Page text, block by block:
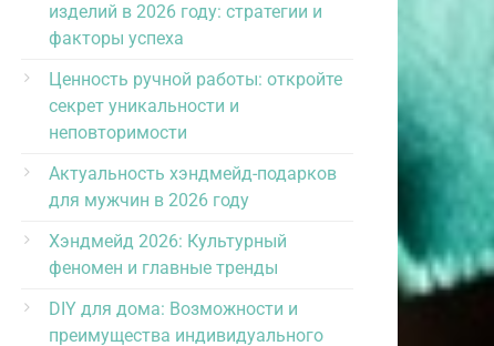
изделий в 2026 году: стратегии и
факторы успеха
Ценность ручной работы: откройте
секрет уникальности и
неповторимости
Актуальность хэндмейд-подарков
для мужчин в 2026 году
Хэндмейд 2026: Культурный
феномен и главные тренды
DIY для дома: Возможности и
преимущества индивидуального